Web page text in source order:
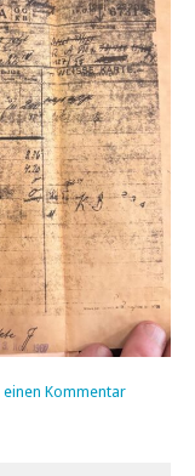
einen Kommentar